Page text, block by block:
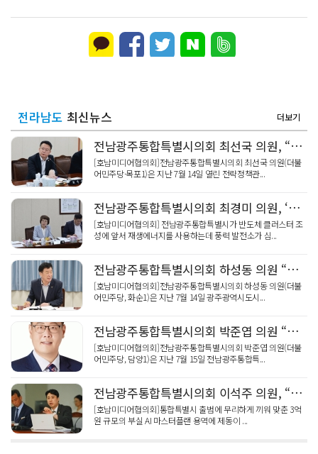
전라남도 최신뉴스 더보기
전남광주통합특별시의회 최선국 의원, “전남·광주 균형성장, 균형발전 기본조례로 제도화해야”
[호남미디어협의회]전남광주통합특별시의회 최선국 의원(더불
어민주당·목포1)은 지난 7월 14일 열린 전략정책관...
전남광주통합특별시의회 최경미 의원, ‘전기 생산, 국방 저하 대비해야’
[호남미디어협의회] 전남광주통합특별시가 반도체 클러스터 조
성에 앞서 재생에너지를 사용하는데 풍력 발전소가 심...
전남광주통합특별시의회 하성동 의원 “영락공원 화장료·예약 차별, 통합과 함께 해소해야”
[호남미디어협의회]전남광주통합특별시의회 하성동 의원(더불
어민주당, 화순1)은 지난 7월 14일 광주광역시도시...
전남광주통합특별시의회 박준엽 의원 “전남ㆍ광주 교육수당 통합, ‘하향 평준화’ 절대 안돼”
[호남미디어협의회]전남광주통합특별시의회 박준엽 의원(더불
어민주당, 담양1)은 지난 7월 15일 전남광주통합특...
전남광주통합특별시의회 이석주 의원, “3억 ‘AI 마스터플랜’ 원점 재검토해야!”
[호남미디어협의회]통합특별시 출범에 무리하게 끼워 맞춘 3억
원 규모의 부실 AI 마스터플랜 용역에 제동이 ...